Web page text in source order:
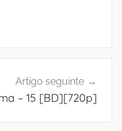
Artigo seguinte
– 15 [BD][720p]